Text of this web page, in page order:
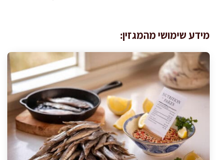
מידע שימושי מהמגזין: